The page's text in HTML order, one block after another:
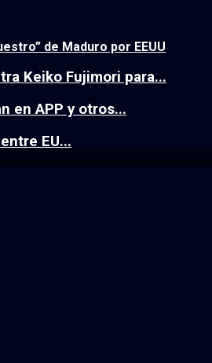
de Maduro por EEUU
Keiko Fujimori para...
en APP y otros...
EU...